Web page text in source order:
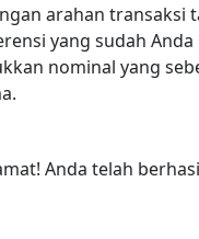
arahan transaksi
yang sudah Anda
nominal yang
Anda telah